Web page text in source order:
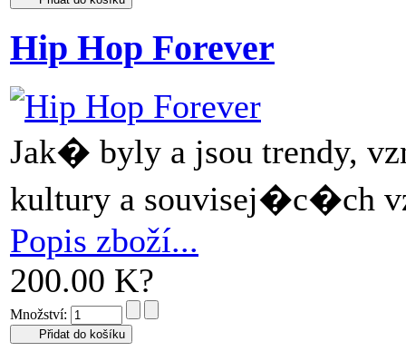
Hip Hop Forever
Jak� byly a jsou trendy,
kultury a souvisej�c�ch
Popis zboží...
200.00 K?
Množství: